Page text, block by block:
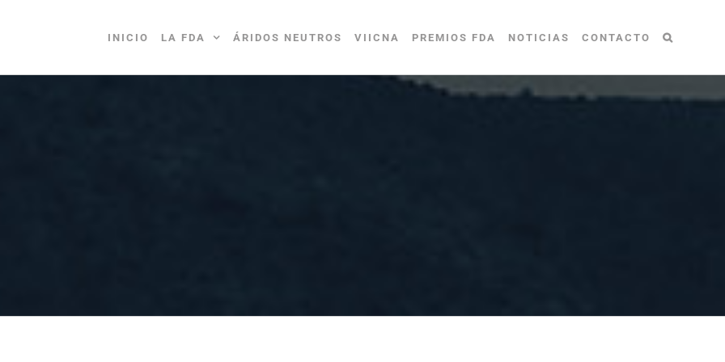
INICIO LA FDA ÁRIDOS NEUTROS VIICNA PREMIOS FDA NOTICIAS CONTACTO